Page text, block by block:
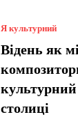
Я культурний
Відень як
культурний
столиці